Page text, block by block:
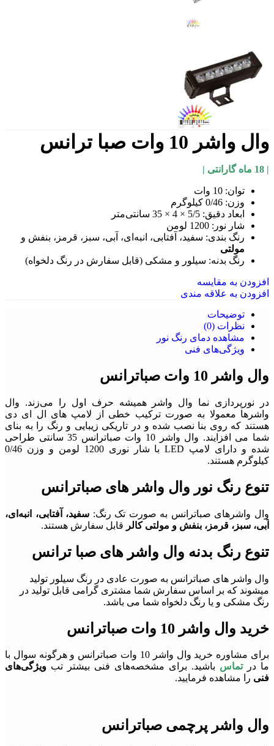
وال واشر 10 وات صبا ترانس
| 18 ماه گارانتی |
توان: 10 وات
وزن: 0/46 کیلوگرم
ابعاد دقیق: 5/5 × 4 × 35 سانتی‌متر
شار نور: 1200 لومن
رنگ بندی: سفید، آفتابی، انبه‌ای، آبی، سبز، قرمز، بنفش و
مولتی
رنگ بدنه: سیلور و مشکی (قابل سفارش در رنگ دلخواه)
افزودن به مقایسه
افزودن به علاقه مندی
توضیحات
نظرات (0)
مشاهده دمای رنگ نور
ویژگی‌های فنی
وال واشر 10 وات صباترانس
در نورپردازی نما وال واشر همیشه حرف اول را می‌زند. وال
واشرها معمولا به صورت ترکیب خطی از لامپ های ال ای دی
هستند که روی بنا نصب شده و در تاریکی زیبایی و رنگ را به بنای
شما می افزایند. وال واشر 10 وات صباترانس 35 سانتی طراحی
شده و دارای لامپ LED با شار نوری 1200 لومن و وزن 0/46
کیلوگرم هستند.
تنوع رنگ نور وال واشر های صباترانس
وال واشرهای صباترانس به صورت تک رنگ: سفید، آفتابی، انبه‌ای،
آبی، سبز، قرمز، بنفش و مولتی کالر قابل سفارش هستند.
تنوع رنگ بدنه وال واشر های صبا ترانس
وال واشر های صباترانس به صورت عادی در رنگ سیلور تولید
میشوند که بر اساس سفارش شما مشتری گرامی قابل تولید در
رنگ مشکی و یا رنگ دلخواه شما می باشد.
خرید وال واشر 10 وات صباترانس
برای مشاوره خرید وال واشر 10 وات صباترانس و هرگونه سوال با
ما در
تماس باشید. برای مشخصه‌های فنی بیشتر تب ویژگی‌های
فنی را مشاهده فرمایید.
وال واشر پرچمی صباترانس